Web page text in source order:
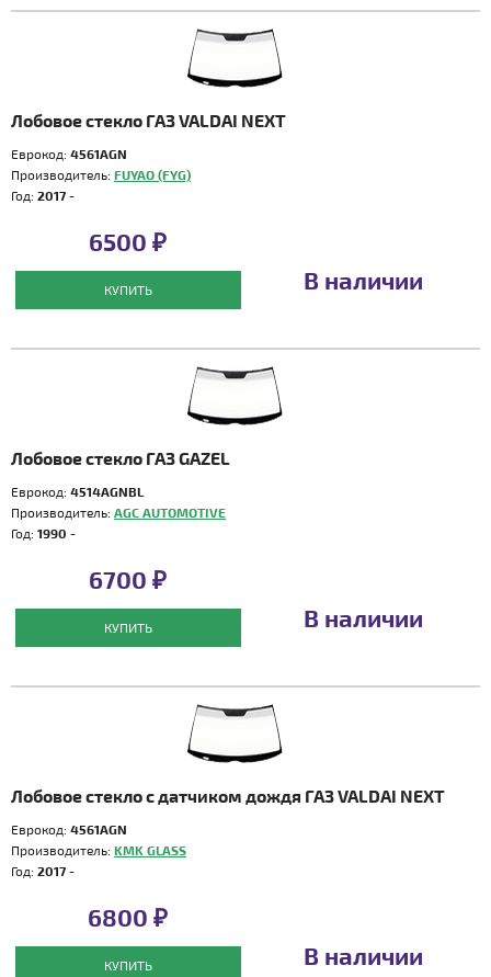
Лобовое стекло ГАЗ VALDAI NEXT
Еврокод: 4561AGN
Производитель: FUYAO (FYG)
Год: 2017 -
6500 ₽
КУПИТЬ В наличии
Лобовое стекло ГАЗ GAZEL
Еврокод: 4514AGNBL
Производитель: AGC AUTOMOTIVE
Год: 1990 -
6700 ₽
КУПИТЬ В наличии
Лобовое стекло с датчиком дождя ГАЗ VALDAI NEXT
Еврокод: 4561AGN
Производитель: KMK GLASS
Год: 2017 -
6800 ₽
КУПИТЬ В наличии